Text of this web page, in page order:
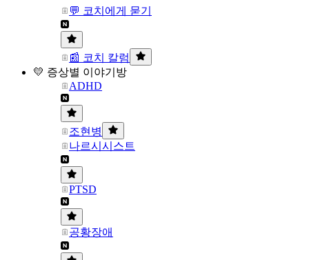
💬 코치에게 묻기
📰 코치 칼럼
💛 증상별 이야기방
ADHD
조현병
나르시시스트
PTSD
공황장애